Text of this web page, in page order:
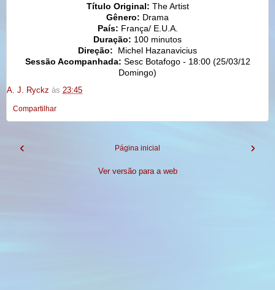
Título Original: The Artist
Gênero: Drama
País: França/ E.U.A.
Duração: 100 minutos
Direção: Michel Hazanavicius
Sessão Acompanhada: Sesc Botafogo - 18:00 (25/03/12
Domingo)
A. J. Ryckz às 23:45
Compartilhar
‹ ›
Página inicial
Ver versão para a web